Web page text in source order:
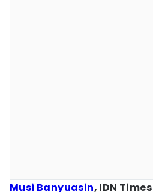
Musi Banyuasin, IDN Times